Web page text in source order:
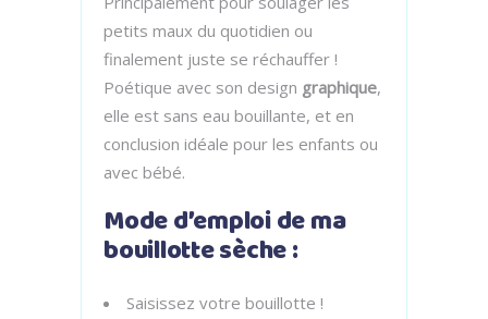
petits maux du quotidien ou
finalement juste se réchauffer !
Poétique avec son design graphique,
elle est sans eau bouillante, et en
conclusion idéale pour les enfants ou
avec bébé.
Mode d’emploi de ma
bouillotte sèche :
Saisissez votre bouillotte !